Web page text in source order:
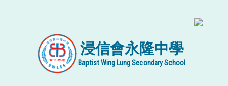
浸信會永隆中學
Baptist Wing Lung Secondary School